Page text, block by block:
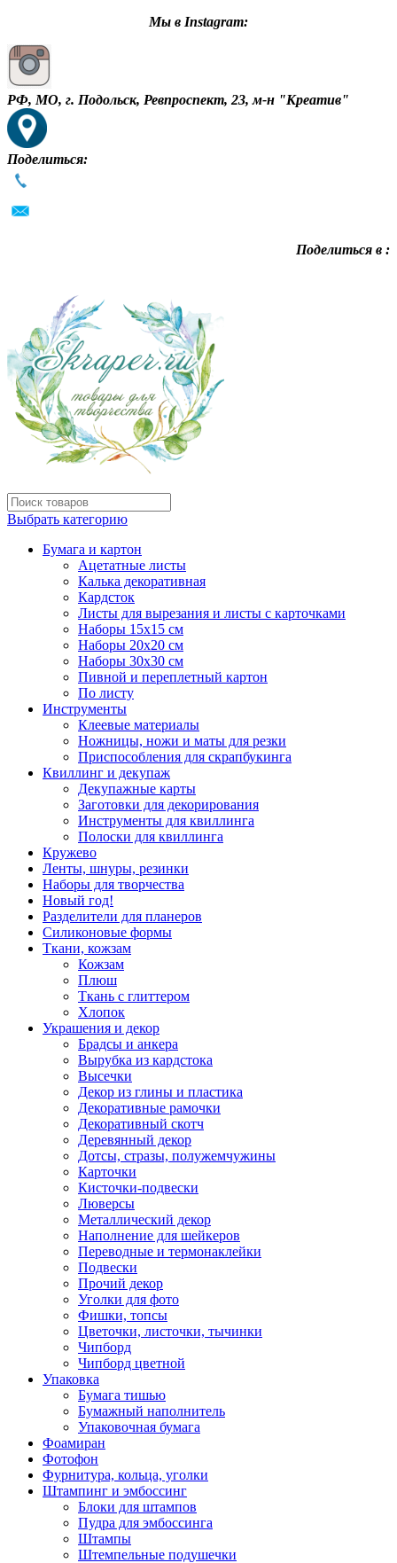
Мы в Instagram:
РФ, МО, г. Подольск, Ревпроспект, 23, м-н "Креатив"
Поделиться:
Поделиться в :
Выбрать категорию
Бумага и картон
Ацетатные листы
Калька декоративная
Кардсток
Листы для вырезания и листы с карточками
Наборы 15х15 см
Наборы 20х20 см
Наборы 30х30 см
Пивной и переплетный картон
По листу
Инструменты
Клеевые материалы
Ножницы, ножи и маты для резки
Приспособления для скрапбукинга
Квиллинг и декупаж
Декупажные карты
Заготовки для декорирования
Инструменты для квиллинга
Полоски для квиллинга
Кружево
Ленты, шнуры, резинки
Наборы для творчества
Новый год!
Разделители для планеров
Силиконовые формы
Ткани, кожзам
Кожзам
Плюш
Ткань с глиттером
Хлопок
Украшения и декор
Брадсы и анкера
Вырубка из кардстока
Высечки
Декор из глины и пластика
Декоративные рамочки
Декоративный скотч
Деревянный декор
Дотсы, стразы, полужемчужины
Карточки
Кисточки-подвески
Люверсы
Металлический декор
Наполнение для шейкеров
Переводные и термонаклейки
Подвески
Прочий декор
Уголки для фото
Фишки, топсы
Цветочки, листочки, тычинки
Чипборд
Чипборд цветной
Упаковка
Бумага тишью
Бумажный наполнитель
Упаковочная бумага
Фоамиран
Фотофон
Фурнитура, кольца, уголки
Штампинг и эмбоссинг
Блоки для штампов
Пудра для эмбоссинга
Штампы
Штемпельные подушечки